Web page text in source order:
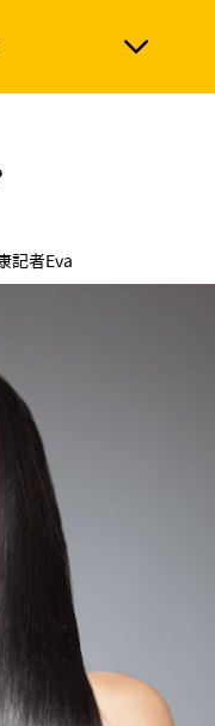
記者Eva